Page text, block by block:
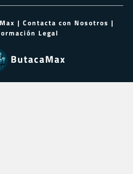
| Contacta con Nosotros |
Legal
ButacaMax